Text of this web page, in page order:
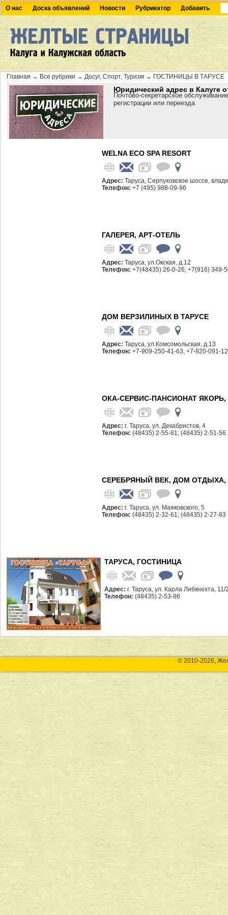
О нас Доска объявлений Новости Рубрикатор Добавить
Главная → Все рубрики → Досуг, Спорт, Туризм → ГОСТИНИЦЫ В ТАРУСЕ
Юридический адрес в Калуге
Почтово-секретарское
регистрации или переезда
WELNA ECO SPA RESORT
Адрес: Таруса, Серпуховское шоссе,
Телефон: +7 (495) 988-09-96
ГАЛЕРЕЯ, АРТ-ОТЕЛЬ
Адрес: Таруса, ул.Окская, д.12
Телефон: +7(48435) 26-0-26, +7(916) 349-
ДОМ ВЕРЗИЛИНЫХ В ТАРУСЕ
Адрес: Таруса, ул.Комсомольская, д.13
Телефон: +7-909-250-41-63, +7-920-091-
ОКА-СЕРВИС-ПАНСИОНАТ
Адрес: г. Таруса, ул. Декабристов, 4
Телефон: (48435) 2-55-81; (48435) 2-51-56
СЕРЕБРЯНЫЙ ВЕК, ДОМ
Адрес: г. Таруса, ул. Маяковского, 5
Телефон: (48435) 2-32-61; (48435) 2-27-83
ТАРУСА, ГОСТИНИЦА
Адрес: г. Таруса, ул. Карла Либкнехта, 11/
Телефон: (48435) 2-53-86
© 2010-2026,